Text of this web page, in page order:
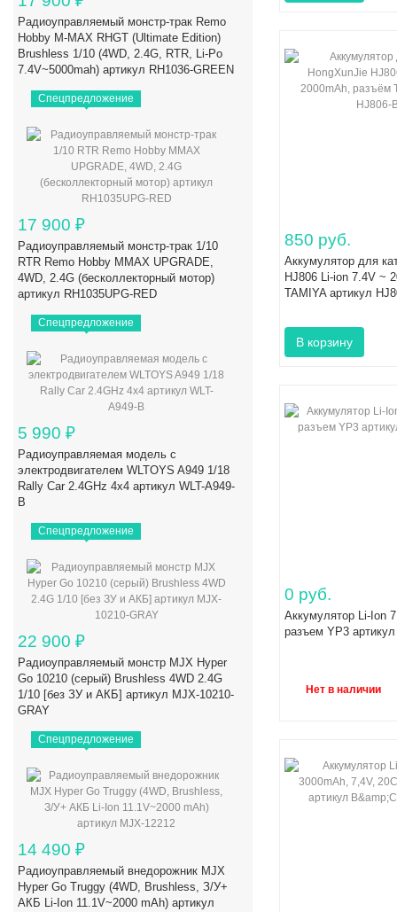
Радиоуправляемый монстр-трак Remo
Hobby M-MAX RHGT (Ultimate Edition)
Brushless 1/10 (4WD, 2.4G, RTR, Li-Po
7.4V~5000mah) артикул RH1036-GREEN
Спецпредложение
17 900 ₽
Радиоуправляемый монстр-трак 1/10
RTR Remo Hobby MMAX UPGRADE,
4WD, 2.4G (бесколлекторный мотор)
артикул RH1035UPG-RED
Спецпредложение
5 990 ₽
Радиоуправляемая модель с
электродвигателем WLTOYS A949 1/18
Rally Car 2.4GHz 4x4 артикул WLT-A949-
B
Спецпредложение
22 900 ₽
Радиоуправляемый монстр MJX Hyper
Go 10210 (серый) Brushless 4WD 2.4G
1/10 [без ЗУ и АКБ] артикул MJX-10210-
GRAY
Спецпредложение
14 490 ₽
Радиоуправляемый внедорожник MJX
Hyper Go Truggy (4WD, Brushless, З/У+
АКБ Li-Ion 11.1V~2000 mAh) артикул
850 руб.
Аккумулятор для
HJ806 Li-ion 7.4V ~
TAMIYA артикул
0 руб.
Аккумулятор Li-Ion
разъем YP3
Нет в наличии